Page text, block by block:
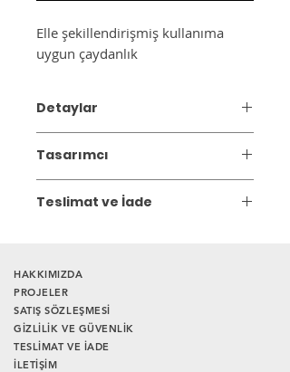
Elle şekillendirişmiş kullanıma
uygun çaydanlık
Detaylar
Boyut: 15x16x20 cm
Elle şekillendirme
*Kullanıma uygundur.
Tasarımcı
2004 yılında Ayten Turanlı Pi Seramik
sürdürmektedir.
Teslimat ve İade
HAKKIMIZDA
PROJELER
SATIŞ SÖZLEŞMESİ
GİZLİLİK VE GÜVENLİK
TESLİMAT VE İADE
İLETİŞİM